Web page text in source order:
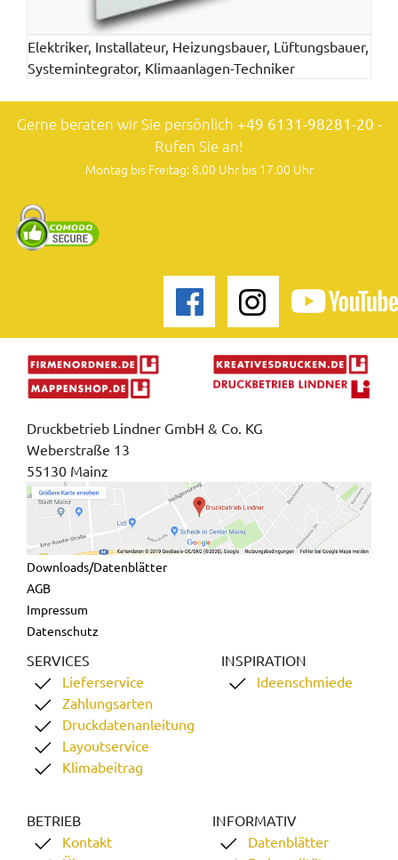
Elektriker, Installateur, Heizungsbauer, Lüftungsbauer,
Systemintegrator, Klimaanlagen-Techniker
Gerne beraten wir Sie persönlich +49 6131-98281-20 -
Rufen Sie an!
Montag bis Freitag: 8.00 Uhr bis 17.00 Uhr
Druckbetrieb Lindner GmbH & Co. KG
Weberstraße 13
55130 Mainz
Downloads/Datenblätter
AGB
Impressum
Datenschutz
SERVICES
Lieferservice
Zahlungsarten
Druckdatenanleitung
Layoutservice
Klimabeitrag
INSPIRATION
Ideenschmiede
BETRIEB
Kontakt
INFORMATIV
Datenblätter